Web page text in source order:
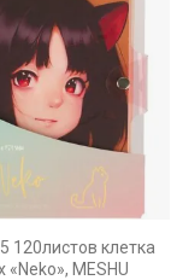
120листов клетка
«Neko», MESHU